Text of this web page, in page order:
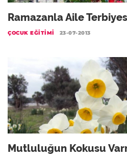
Ramazanla Aile
ÇOCUK EĞITIMI 23-07-2013
Mutluluğun Kokusu